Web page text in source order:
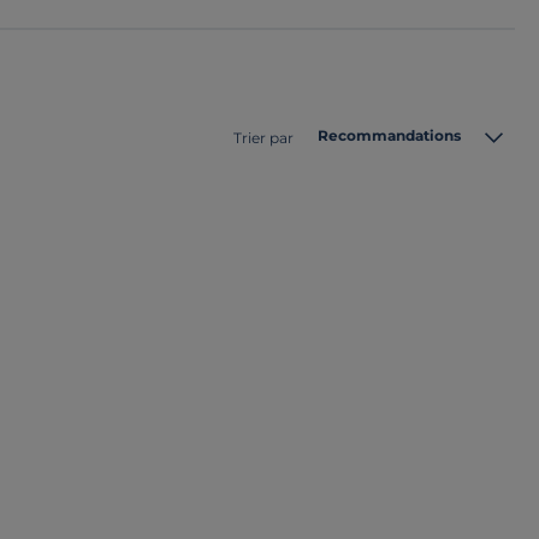
Trier par Recommandations